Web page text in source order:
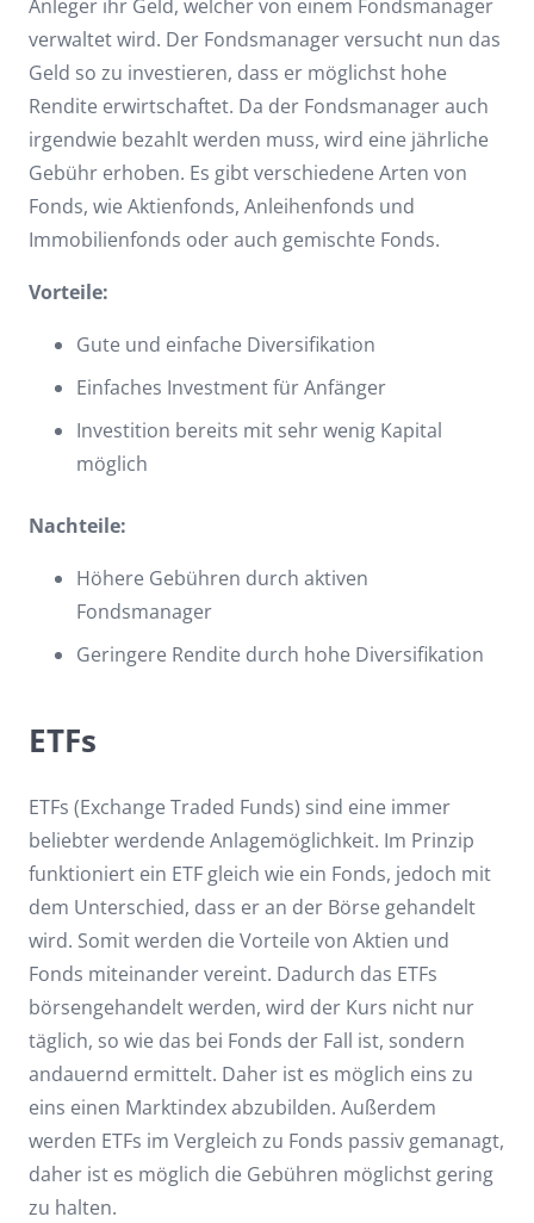
Anleger ihr Geld, welcher von einem Fondsmanager
verwaltet wird. Der Fondsmanager versucht nun das
Geld so zu investieren, dass er möglichst hohe
Rendite erwirtschaftet. Da der Fondsmanager auch
irgendwie bezahlt werden muss, wird eine jährliche
Gebühr erhoben. Es gibt verschiedene Arten von
Fonds, wie Aktienfonds, Anleihenfonds und
Immobilienfonds oder auch gemischte Fonds.
Vorteile:
Gute und einfache Diversifikation
Einfaches Investment für Anfänger
Investition bereits mit sehr wenig Kapital
möglich
Nachteile:
Höhere Gebühren durch aktiven
Fondsmanager
Geringere Rendite durch hohe Diversifikation
ETFs
ETFs (Exchange Traded Funds) sind eine immer
beliebter werdende Anlagemöglichkeit. Im Prinzip
funktioniert ein ETF gleich wie ein Fonds, jedoch mit
dem Unterschied, dass er an der Börse gehandelt
wird. Somit werden die Vorteile von Aktien und
Fonds miteinander vereint. Dadurch das ETFs
börsengehandelt werden, wird der Kurs nicht nur
täglich, so wie das bei Fonds der Fall ist, sondern
andauernd ermittelt. Daher ist es möglich eins zu
eins einen Marktindex abzubilden. Außerdem
werden ETFs im Vergleich zu Fonds passiv gemanagt,
daher ist es möglich die Gebühren möglichst gering
zu halten.